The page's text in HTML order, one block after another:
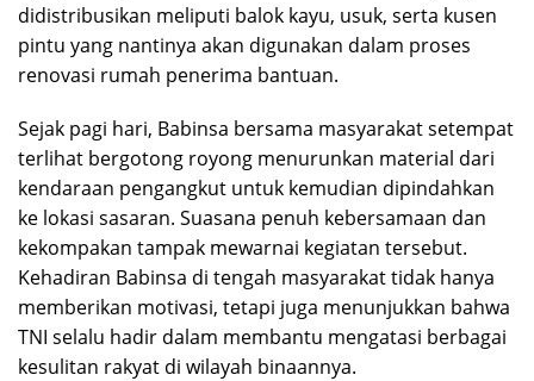
didistribusikan meliputi balok kayu, usuk, serta kusen
pintu yang nantinya akan digunakan dalam proses
renovasi rumah penerima bantuan.
Sejak pagi hari, Babinsa bersama masyarakat setempat
terlihat bergotong royong menurunkan material dari
kendaraan pengangkut untuk kemudian dipindahkan
ke lokasi sasaran. Suasana penuh kebersamaan dan
kekompakan tampak mewarnai kegiatan tersebut.
Kehadiran Babinsa di tengah masyarakat tidak hanya
memberikan motivasi, tetapi juga menunjukkan bahwa
TNI selalu hadir dalam membantu mengatasi berbagai
kesulitan rakyat di wilayah binaannya.